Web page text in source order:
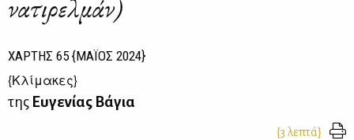
νατιρελμάν)
ΧΑΡΤΗΣ 65 {ΜΑΪΟΣ 2024}
{Κλίμακες}
της Ευγενίας Βάγια
{3 λεπτά}